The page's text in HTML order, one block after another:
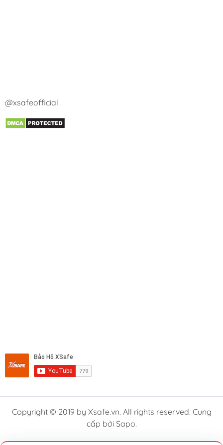
@xsafeofficial
Copyright © 2019 by Xsafe.vn. All rights reserved. Cung
cấp bởi Sapo.